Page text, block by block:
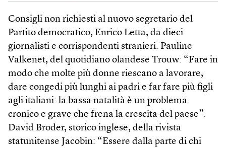
Consigli non richiesti al nuovo segretario del
Partito democratico, Enrico Letta, da dieci
giornalisti e corrispondenti stranieri. Pauline
Valkenet, del quotidiano olandese Trouw: “Fare in
modo che molte più donne riescano a lavorare,
dare congedi più lunghi ai padri e far fare più figli
agli italiani: la bassa natalità è un problema
cronico e grave che frena la crescita del paese”.
David Broder, storico inglese, della rivista
statunitense Jacobin: “Essere dalla parte di chi